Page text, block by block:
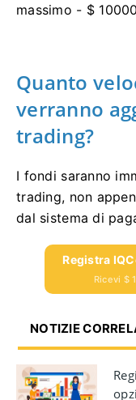
massimo - $
Quanto
verranno
trading?
I fondi saranno
trading, non
dal sistema di
Registra
Ricevi $
NOTIZIE